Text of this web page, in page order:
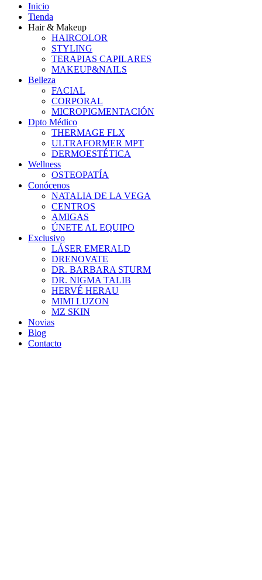
Inicio
Tienda
Hair & Makeup
HAIRCOLOR
STYLING
TERAPIAS CAPILARES
MAKEUP&NAILS
Belleza
FACIAL
CORPORAL
MICROPIGMENTACIÓN
Dpto Médico
THERMAGE FLX
ULTRAFORMER MPT
DERMOESTÉTICA
Wellness
OSTEOPATÍA
Conócenos
NATALIA DE LA VEGA
CENTROS
AMIGAS
ÚNETE AL EQUIPO
Exclusivo
LÁSER EMERALD
DRENOVATE
DR. BARBARA STURM
DR. NIGMA TALIB
HERVÉ HERAU
MIMI LUZON
MZ SKIN
Novias
Blog
Contacto